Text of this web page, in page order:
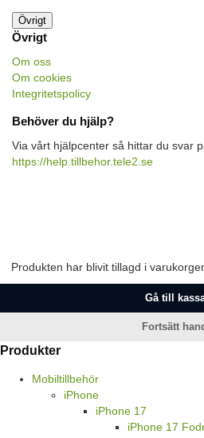
Övrigt
Övrigt
Om oss
Om cookies
Integritetspolicy
Behöver du hjälp?
Via vårt hjälpcenter så hittar du svar
https://help.tillbehor.tele2.se
Produkten har blivit tillagd i
Gå till
Fortsätt
Produkter
Mobiltillbehör
iPhone
iPhone 17
iPhone 17